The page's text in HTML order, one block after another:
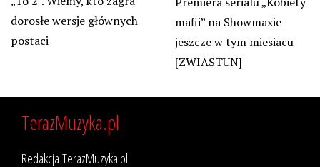
dorosłe wersje głównych
postaci
mafii” na Showmaxie
jeszcze w tym miesiacu
[ZWIASTUN]
TerazMuzyka.pl
Redakcja TerazMuzyka.pl